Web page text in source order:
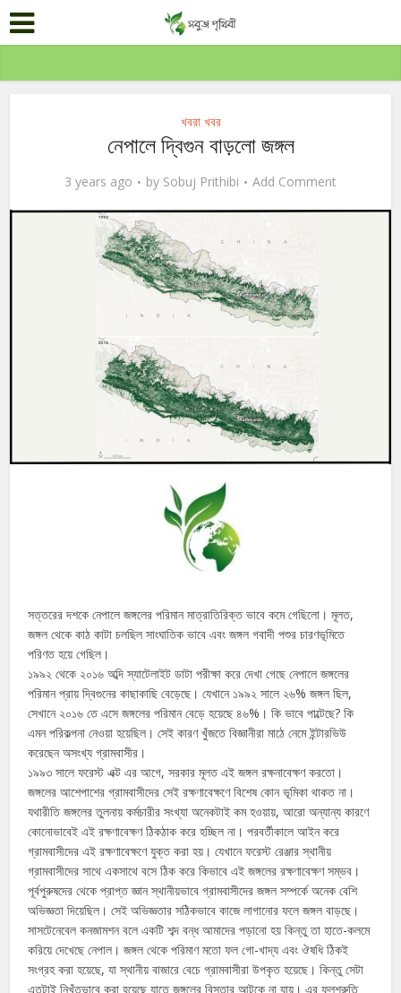
খবরা খবর
নেপালে দ্বিগুন বাড়লো জঙ্গল
3 years ago by Sobuj Prithibi Add Comment
সত্তরের দশকে নেপালে জঙ্গলের পরিমান মাত্রাতিরিক্ত ভাবে কমে গেছিলো। মূলত,
জঙ্গল থেকে কাঠ কাটা চলছিল সাংঘাতিক ভাবে এবং জঙ্গল গবাদী পশুর চারণভূমিতে
পরিণত হয়ে গেছিল।
১৯৯২ থেকে ২০১৬ অব্দি স্যাটেলাইট ডাটা পরীক্ষা করে দেখা গেছে নেপালে জঙ্গলের
পরিমান প্রায় দ্বিগুনের কাছাকাছি বেড়েছে। যেখানে ১৯৯২ সালে ২৬% জঙ্গল ছিল,
সেখানে ২০১৬ তে এসে জঙ্গলের পরিমান বেড়ে হয়েছে ৪৬%। কি ভাবে পাল্টেছে? কি
এমন পরিকল্পনা নেওয়া হয়েছিল। সেই কারণ খুঁজতে বিজ্ঞানীরা মাঠে নেমে ইন্টারভিউ
করেছেন অসংখ্য গ্রামবাসীর।
১৯৯৩ সালে ফরেস্ট এক্ট এর আগে, সরকার মূলত এই জঙ্গল রক্ষনাবেক্ষণ করতো।
জঙ্গলের আশেপাশের গ্রামবাসীদের সেই রক্ষণাবেক্ষণে বিশেষ কোন ভূমিকা থাকত না।
যথারীতি জঙ্গলের তুলনায় কর্মচারীর সংখ্যা অনেকটাই কম হওয়ায়, আরো অন্যান্য কারণে
কোনোভাবেই এই রক্ষণাবেক্ষণ ঠিকঠাক করে হচ্ছিল না। পরবর্তীকালে আইন করে
গ্রামবাসীদের এই রক্ষণাবেক্ষণে যুক্ত করা হয়। যেখানে ফরেস্ট রেঞ্জার স্থানীয়
গ্রামবাসীদের সাথে একসাথে বসে ঠিক করে কিভাবে এই জঙ্গলের রক্ষণাবেক্ষণ সম্ভব।
পূর্বপুরুষদের থেকে প্রাপ্ত জ্ঞান স্থানীয়ভাবে গ্রামবাসীদের জঙ্গল সম্পর্কে অনেক বেশি
অভিজ্ঞতা দিয়েছিল। সেই অভিজ্ঞতার সঠিকভাবে কাজে লাগানোর ফলে জঙ্গল বাড়ছে।
সাসটেনেবেল কনজামশন বলে একটি শব্দ বন্ধ আমাদের পড়ানো হয় কিন্তু তা হাতে-কলমে
করিয়ে দেখেছে নেপাল। জঙ্গল থেকে পরিমাণ মতো ফল গো-খাদ্য এবং ঔষধি ঠিকই
সংগ্রহ করা হয়েছে, যা স্থানীয় বাজারে বেচে গ্রামবাসীরা উপকৃত হয়েছে। কিন্তু সেটা
এতটাই নিখুঁতভাবে করা হয়েছে যাতে জঙ্গলের বিস্তার আটকে না যায়। এর ফলশ্রুতি